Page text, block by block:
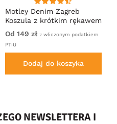
Motley Denim Zagreb
Koszula z krótkim rękawem
Antracytowy
Od 149 zł z wliczonym podatkiem
PTiU
Dodaj do koszyka
NEWSLETTERA I